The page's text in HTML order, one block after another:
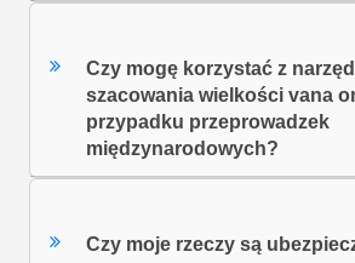
Czy mogę korzystać z
szacowania wielkości vana
przypadku przeprowadzek
międzynarodowych?
Czy moje rzeczy są